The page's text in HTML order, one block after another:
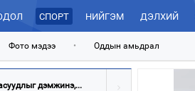
СПОРТ НИЙГЭМ ДЭЛХИЙ
Фото мэдээ • Оддын амьдрал
дэмжинэ,...